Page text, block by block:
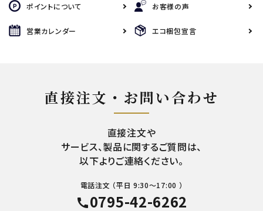
ポイントについて お客様の声
営業カレンダー エコ梱包宣言
直接注文・お問い合わせ
直接注文や
サービス、製品に関するご質問は、
以下よりご連絡ください。
電話注文 （平日 9:30～17:00 ）
call0795-42-6262